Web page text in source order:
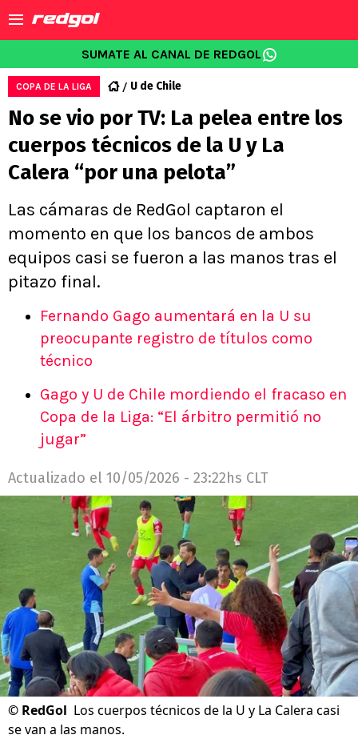
SUMATE AL CANAL DE REDGOL
COPA DE LA LIGA U de Chile
No se vio por TV: La pelea entre los
cuerpos técnicos de la U y La
Calera “por una pelota”
Las cámaras de RedGol captaron el
momento en que los bancos de ambos
equipos casi se fueron a las manos tras el
pitazo final.
Fernando Gago aumentará en la U su
preocupante registro de títulos como
técnico
Gago y U de Chile mordiendo el fracaso en
Copa de la Liga: “El árbitro permitió no
jugar”
Actualizado el 10/05/2026 - 23:22hs CLT
© RedGol Los cuerpos técnicos de la U y La Calera casi
se van a las manos.